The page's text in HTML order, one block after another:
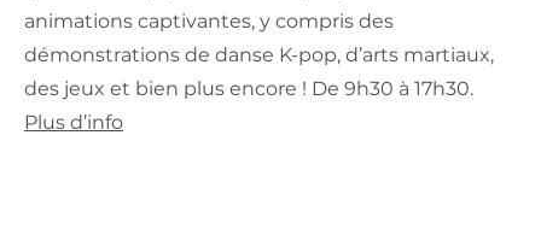
animations captivantes, y compris des
démonstrations de danse K-pop, d’arts martiaux,
des jeux et bien plus encore ! De 9h30 à 17h30.
Plus d’info